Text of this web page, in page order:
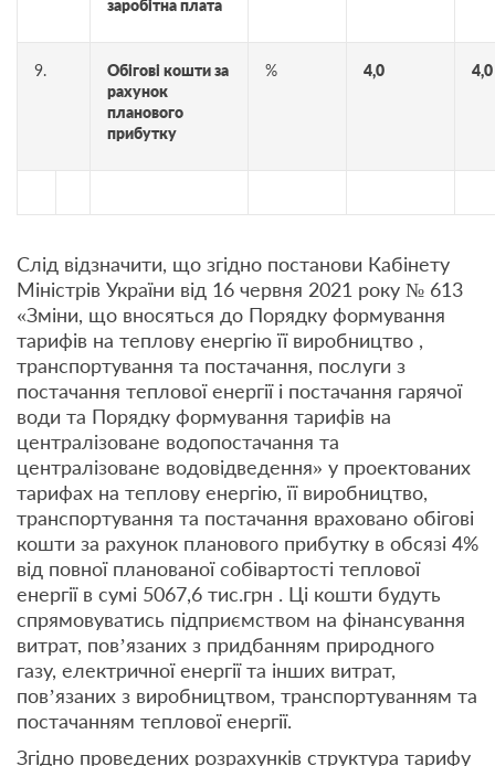
заробітна плата
9.
Обігові кошти за
рахунок
планового
прибутку
% 4,0 4,0
Слід відзначити, що згідно постанови Кабінету
Міністрів України від 16 червня 2021 року № 613
«Зміни, що вносяться до Порядку формування
тарифів на теплову енергію її виробництво ,
транспортування та постачання, послуги з
постачання теплової енергії і постачання гарячої
води та Порядку формування тарифів на
централізоване водопостачання та
централізоване водовідведення» у проектованих
тарифах на теплову енергію, її виробництво,
транспортування та постачання враховано обігові
кошти за рахунок планового прибутку в обсязі 4%
від повної планованої собівартості теплової
енергії в сумі 5067,6 тис.грн . Ці кошти будуть
спрямовуватись підприємством на фінансування
витрат, пов’язаних з придбанням природного
газу, електричної енергії та інших витрат,
пов’язаних з виробництвом, транспортуванням та
постачанням теплової енергії.
Згідно проведених розрахунків структура тарифу